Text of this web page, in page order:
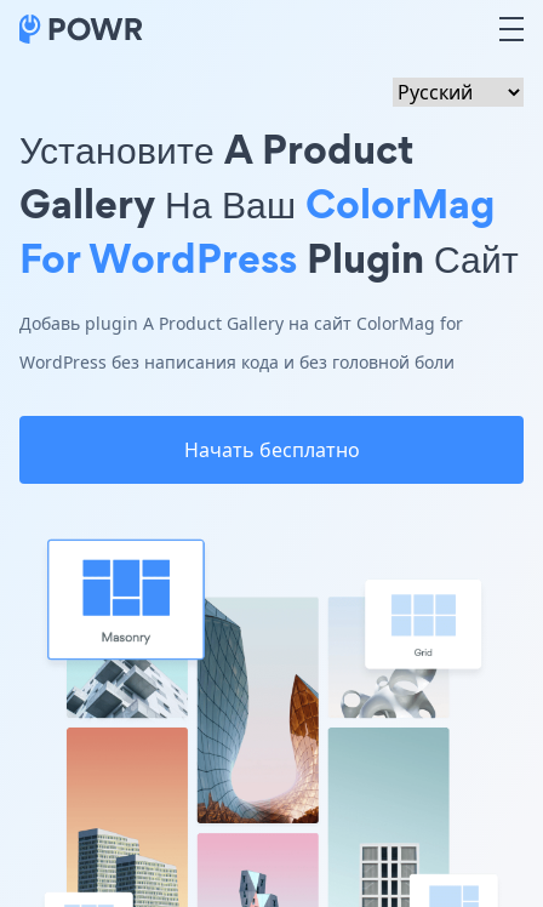
Установите A Product
Gallery На Ваш ColorMag
For WordPress Plugin Сайт
Добавь plugin A Product Gallery на сайт ColorMag for
WordPress без написания кода и без головной боли
Начать бесплатно